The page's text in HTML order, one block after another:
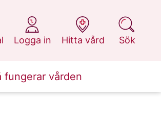
Logga in
på 1177.se
Hitta vård
på 1177.se
Sök
på 1177.se
fungerar vården